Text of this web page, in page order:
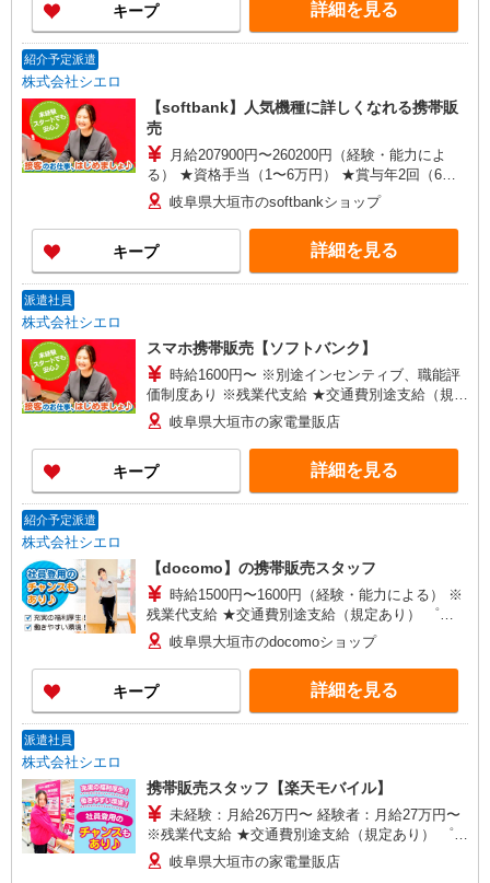
○。・゜+゜・。○。・゜+゜
キープ 詳細を見る
紹介予定派遣
株式会社シエロ
【softbank】人気機種に詳しくなれる携帯販
売
月給207900円〜260200円（経験・能力によ
る） ★資格手当（1〜6万円） ★賞与年2回（6
月・12月・実績最高5.4カ月分） ※残業代支給 ★
交通費別途支給（規定あり） 未経験から入社半年
で年収400万円以上への昇給実績あり ゜+゜・。
○。・゜+゜・。○。・゜+゜ 入社祝い金10万円支
給(規定有) お友達を紹介頂くと, インセンティブ支
岐阜県大垣市のsoftbankショップ
キープ 詳細を見る
派遣社員
株式会社シエロ
スマホ携帯販売【ソフトバンク】
時給1600円〜 ※別途インセンティブ、職能評
価制度あり ※残業代支給 ★交通費別途支給（規定
あり） ゜+゜・。○。・゜+゜・。○。・゜+゜ 入
社祝い金10万円支給(規定有) お友達を紹介頂くと,
インセンティブ支給(規定有) ★月2回払い・週払い
可能（規程有）★ ゜・。○。・゜+゜・。○。・゜
+゜
岐阜県大垣市の家電量販店
キープ 詳細を見る
紹介予定派遣
株式会社シエロ
【docomo】の携帯販売スタッフ
時給1500円〜1600円（経験・能力による） ※
残業代支給 ★交通費別途支給（規定あり） ゜
+゜・。○。・゜+゜・。○。・゜+゜ 入社祝い金10
万円支給(規定有) お友達を紹介頂くと, インセンテ
ィブ支給(規定有) ★月2回払い・週払い可能（規程
有）★ ゜・。○。・゜+゜・。○。・゜+゜
岐阜県大垣市のdocomoショップ
キープ 詳細を見る
派遣社員
株式会社シエロ
携帯販売スタッフ【楽天モバイル】
未経験：月給26万円〜 経験者：月給27万円〜
※残業代支給 ★交通費別途支給（規定あり） ゜
+゜・。○。・゜+゜・。○。・゜+゜ 入社祝い金10
万円支給(規定有) お友達を紹介頂くと, インセンテ
岐阜県大垣市の家電量販店